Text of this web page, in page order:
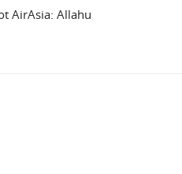
AirAsia: Allahu